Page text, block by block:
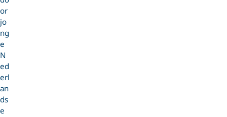
or
jo
ng
e
N
ed
erl
an
ds
e